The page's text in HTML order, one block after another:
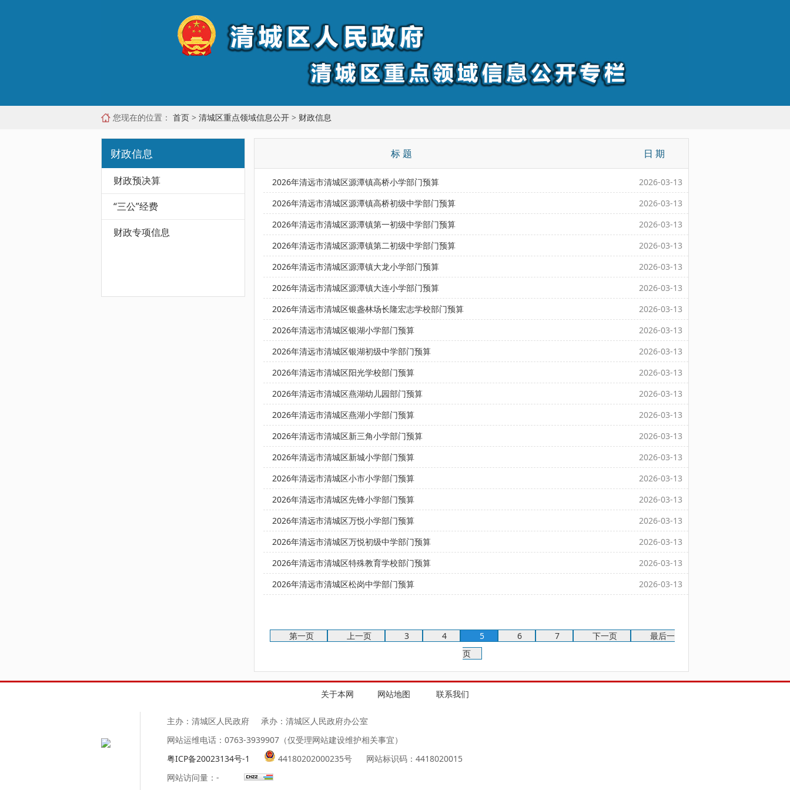
您现在的位置： 首页 > 清城区重点领域信息公开 > 财政信息
财政信息
财政预决算
“三公”经费
财政专项信息
标 题 日 期
2026年清远市清城区源潭镇高桥小学部门预算
2026-03-13
2026年清远市清城区源潭镇高桥初级中学部门预算
2026-03-13
2026年清远市清城区源潭镇第一初级中学部门预算
2026-03-13
2026年清远市清城区源潭镇第二初级中学部门预算
2026-03-13
2026年清远市清城区源潭镇大龙小学部门预算
2026-03-13
2026年清远市清城区源潭镇大连小学部门预算
2026-03-13
2026年清远市清城区银盏林场长隆宏志学校部门预算
2026-03-13
2026年清远市清城区银湖小学部门预算
2026-03-13
2026年清远市清城区银湖初级中学部门预算
2026-03-13
2026年清远市清城区阳光学校部门预算
2026-03-13
2026年清远市清城区燕湖幼儿园部门预算
2026-03-13
2026年清远市清城区燕湖小学部门预算
2026-03-13
2026年清远市清城区新三角小学部门预算
2026-03-13
2026年清远市清城区新城小学部门预算
2026-03-13
2026年清远市清城区小市小学部门预算
2026-03-13
2026年清远市清城区先锋小学部门预算
2026-03-13
2026年清远市清城区万悦小学部门预算
2026-03-13
2026年清远市清城区万悦初级中学部门预算
2026-03-13
2026年清远市清城区特殊教育学校部门预算
2026-03-13
2026年清远市清城区松岗中学部门预算
2026-03-13
第一页 上一页 3 4 5 6 7 下一页
最后一
页
关于本网 网站地图 联系我们
主办：清城区人民政府
承办：清城区人民政府办公室
网站运维电话：0763-3939907（仅受理网站建设维护相关事宜）
粤ICP备20023134号-1
44180202000235号
网站标识码：4418020015
网站访问量： -